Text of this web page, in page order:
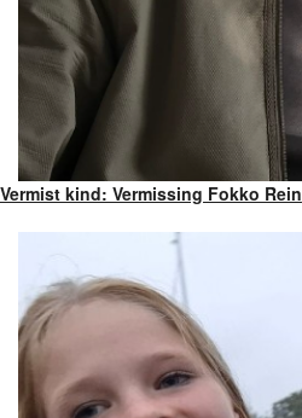
Vermist kind: Vermissing Fokko Rein